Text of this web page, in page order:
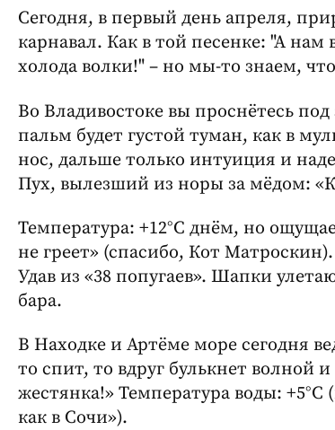
Сегодня, в первый день апреля,
карнавал. Как в той песенке: "А нам
холода волки!" – но мы-то знаем,
Во Владивостоке вы проснётесь
пальм будет густой туман, как в
нос, дальше только интуиция и
Пух, вылезший из норы за мёдом:
Температура: +12°C днём, но
не греет» (спасибо, Кот
Удав из «38 попугаев». Шапки
бара.
В Находке и Артёме море сегодня
то спит, то вдруг булькнет волной
жестянка!» Температура воды:
как в Сочи»).